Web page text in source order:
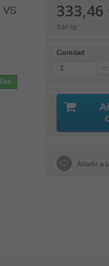
VS 333,46
3.66 kg
Cantidad
Añadir a